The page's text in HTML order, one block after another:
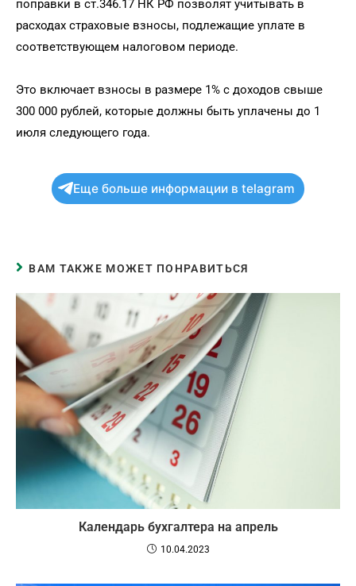
поправки в ст.346.17 НК РФ позволят учитывать в
расходах страховые взносы, подлежащие уплате в
соответствующем налоговом периоде.
Это включает взносы в размере 1% с доходов свыше
300 000 рублей, которые должны быть уплачены до 1
июля следующего года.
Еще больше информации в telagram
ВАМ ТАКЖЕ МОЖЕТ ПОНРАВИТЬСЯ
Календарь бухгалтера на апрель
10.04.2023